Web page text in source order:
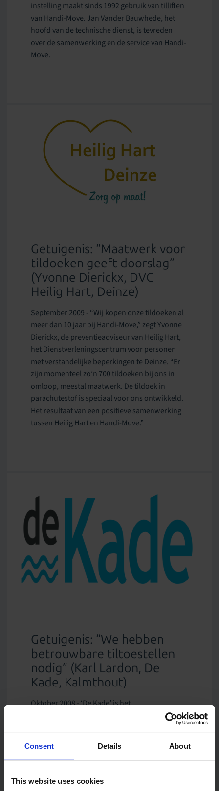
Consent Details About
This website uses cookies
instelling maakt sinds 1992 gebruik van tilliften
van Handi-Move. Jan Vander Bauwhede, het
hoofd van de technische dienst, is tevreden
over de samenwerking en de service van Handi-
Move.
Getuigenis: “Maatwerk voor
tildoeken geeft doorslag”
(Yvonne Dierickx, DVC
Heilig Hart, Deinze)
September 2009 - “Wij kopen onze tildoeken al
meer dan 10 jaar bij Handi-Move,” zegt Yvonne
Dierickx, de preventieadviseur van Heilig Hart,
het Dienstverleningscentrum voor personen
met verstandelijke beperkingen te Deinze. “Er
zijn momenteel zo’n 700 tildoeken bij ons in
omloop, meestal maatwerk. De tildoek in
parachutestof is speciaal voor ons ontwikkeld.
Het resultaat van een positieve samenwerking
tussen Heilig Hart en Handi-Move.”
Getuigenis: “We hebben
betrouwbare tiltoestellen
nodig” (Karl Lardon, De
Kade, Kalmthout)
Oktober 2008 - ‘De Kade’ is het
dienstverleningscentrum voor personen met
werken," vertelt Karl Lardon. Hij is bijzonder
een goede prijs/kwaliteitsverhouding.